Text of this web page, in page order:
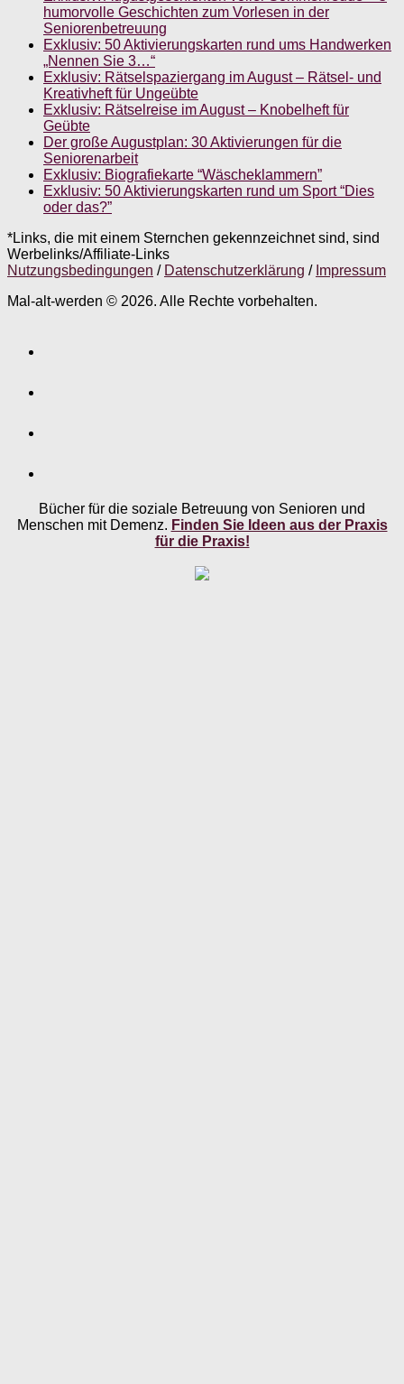
humorvolle Geschichten zum Vorlesen in der
Seniorenbetreuung
Exklusiv: 50 Aktivierungskarten rund ums Handwerken
„Nennen Sie 3…“
Exklusiv: Rätselspaziergang im August – Rätsel- und
Kreativheft für Ungeübte
Exklusiv: Rätselreise im August – Knobelheft für
Geübte
Der große Augustplan: 30 Aktivierungen für die
Seniorenarbeit
Exklusiv: Biografiekarte “Wäscheklammern”
Exklusiv: 50 Aktivierungskarten rund um Sport “Dies
oder das?”
*Links, die mit einem Sternchen gekennzeichnet sind, sind
Werbelinks/Affiliate-Links
Nutzungsbedingungen / Datenschutzerklärung / Impressum
Mal-alt-werden © 2026. Alle Rechte vorbehalten.
Bücher für die soziale Betreuung von Senioren und
Menschen mit Demenz. Finden Sie Ideen aus der Praxis
für die Praxis!